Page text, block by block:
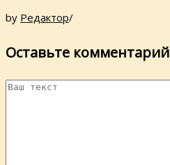
by Редактор/
Оставьте комментарий